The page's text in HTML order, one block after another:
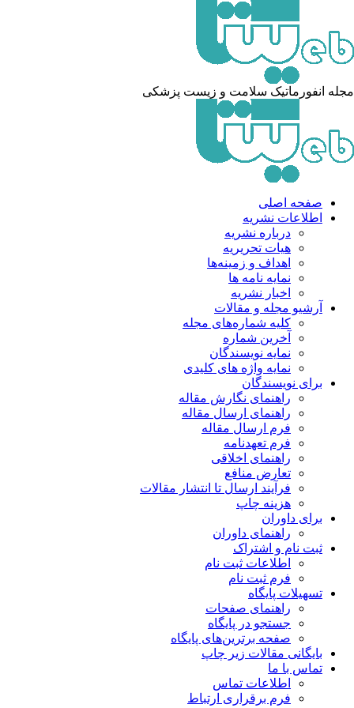
انفورماتیک سلامت و زیست پزشکی
صفحه اصلی
اطلاعات نشریه
درباره نشریه
هیات تحریریه
اهداف و زمینه‌ها
نمایه نامه ها
اخبار نشریه
آرشیو مجله و مقالات
کلیه شماره‌های مجله
آخرین شماره
نمایه نویسندگان
نمایه واژه های کلیدی
برای نویسندگان
راهنمای نگارش مقاله
راهنمای ارسال مقاله
فرم ارسال مقاله
فرم تعهدنامه
راهنمای اخلاقی
تعارض منافع
فرآیند ارسال تا انتشار مقالات
هزینه چاپ
برای داوران
راهنمای داوران
ثبت نام و اشتراک
اطلاعات ثبت نام
فرم ثبت نام
تسهیلات پایگاه
راهنمای صفحات
جستجو در پایگاه
صفحه برترین‌های پایگاه
بایگانی مقالات زیر چاپ
تماس با ما
اطلاعات تماس
فرم برقراری ارتباط